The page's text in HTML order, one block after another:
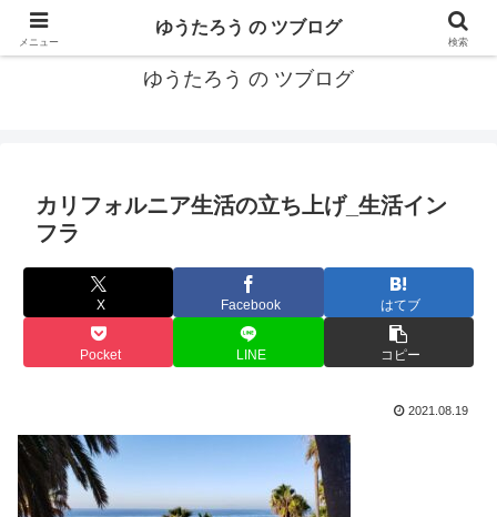
カリフォルニアMBA卒40代がMBA・キャリアとEコマースについて発信
ゆうたろう の ツブログ
カリフォルニア生活の立ち上げ_生活イン
フラ
X Facebook はてブ
Pocket LINE コピー
2021.08.19
メニュー
ゆうたろう の ツブログ
検索